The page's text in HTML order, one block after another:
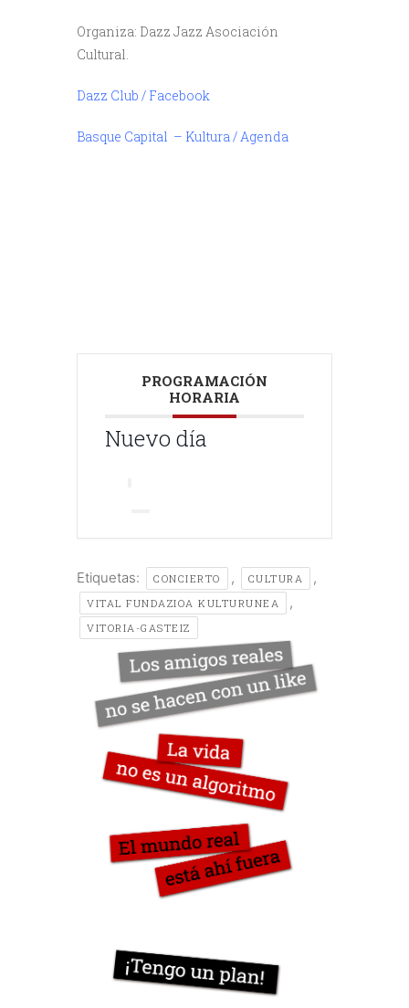
Organiza: Dazz Jazz Asociación
Cultural.
Dazz Club / Facebook
Basque Capital – Kultura / Agenda
PROGRAMACIÓN
HORARIA
Nuevo día
Etiquetas: CONCIERTO , CULTURA ,
VITAL FUNDAZIOA KULTURUNEA ,
VITORIA-GASTEIZ